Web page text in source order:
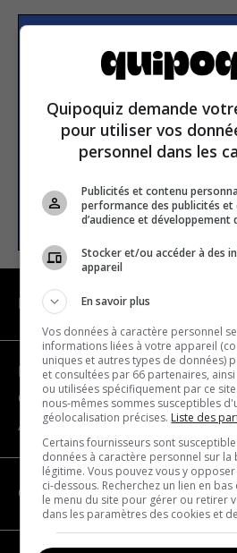
Subscribe to our
newsletter
Email address
SUBSCRIBE
NAVIGATION
Become a partner
Contact us
About us
CATEGORIES
Quipoquiz demande
pour utiliser vos
personnel dans les
Publicités et contenu
performance des publicités et
d’audience et développement
Stocker et/ou accéder à des
appareil
En savoir plus
Vos données à caractère personnel
informations liées à votre appareil
uniques et autres types de données)
et consultées par 66 partenaires,
ou utilisées spécifiquement par ce
nous-mêmes sommes susceptibles
géolocalisation précises. Liste des
Certains fournisseurs sont
données à caractère personnel sur la
légitime. Vous pouvez vous y
ci-dessous. Recherchez un lien en
le menu du site pour gérer ou retirer
dans les paramètres des cookies et